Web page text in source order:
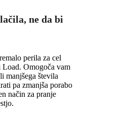
ne da bi
perila za cel
Omogoča vam
manjšega števila
pa zmanjša porabo
način za pranje